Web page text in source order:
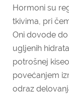
Hormoni su
tkivima, pri
Oni dovode
ugljenih
potrošnej
povećanjem
odraz